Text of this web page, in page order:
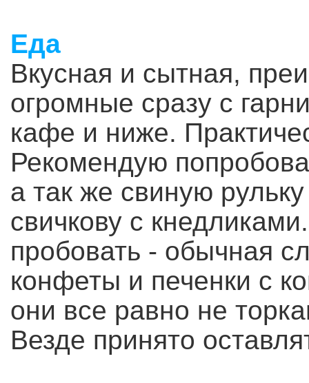
Еда
Вкусная и сытная,
огромные сразу с
кафе и ниже.
Рекомендую
а так же свиную
свичкову с
пробовать - обычная
конфеты и печенки с
они все равно не
Везде принято